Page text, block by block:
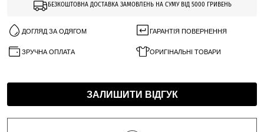
БЕЗКОШТОВНА ДОСТАВКА ЗАМОВЛЕНЬ НА СУМУ ВІД 5000 ГРИВЕНЬ
ДОГЛЯД ЗА ОДЯГОМ ГАРАНТІЯ ПОВЕРНЕННЯ
ЗРУЧНА ОПЛАТА ОРИГІНАЛЬНІ ТОВАРИ
ЗАЛИШИТИ ВІДГУК